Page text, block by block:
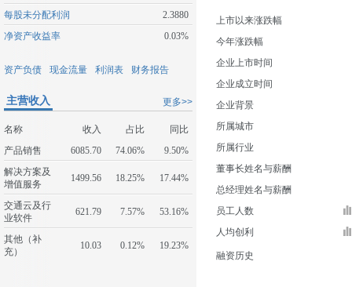
每股未分配利润
2.3880
净资产收益率
0.03%
资产负债 现金流量 利润表 财务报告
更多>>
主营收入
名称 收入 占比
同比
产品销售
6085.70 74.06%
9.50%
解决方案及
增值服务
1499.56 18.25% 17.44%
交通云及行
业软件
621.79 7.57% 53.16%
其他（补
充）
10.03 0.12% 19.23%
上市以来涨跌幅
今年涨跌幅
企业上市时间
企业成立时间
企业背景
所属城市
所属行业
董事长姓名与薪酬
总经理姓名与薪酬
员工人数
人均创利
融资历史